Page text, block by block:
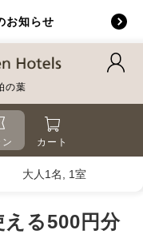
お知らせ
の葉
カート
大人1名, 1室
る500円分